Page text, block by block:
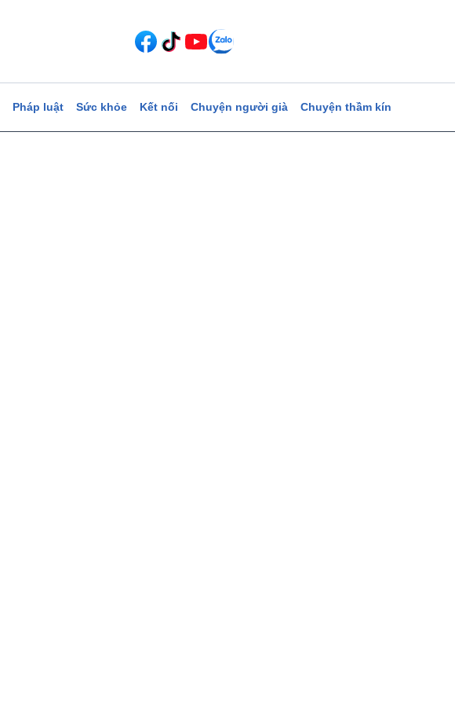
Pháp luật Sức khỏe Kết nối Chuyện người già Chuyện thầm kín